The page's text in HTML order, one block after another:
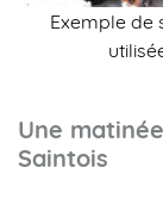
Exemple de
Une
Saintois